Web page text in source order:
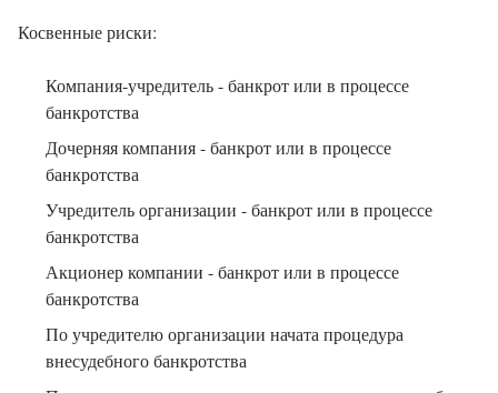
Косвенные риски:
Компания-учредитель - банкрот или в процессе
банкротства
Дочерняя компания - банкрот или в процессе
банкротства
Учредитель организации - банкрот или в процессе
банкротства
Акционер компании - банкрот или в процессе
банкротства
По учредителю организации начата процедура
внесудебного банкротства